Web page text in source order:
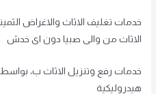
خدمات تغليف الاثاث والاغراض
الاثاث من والى صبيا دون اى خدش
خدمات رفع وتنزيل الاثاث ب،
هيدروليكية